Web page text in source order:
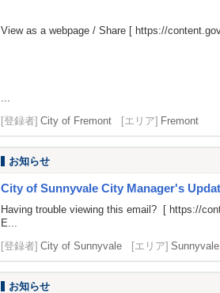
View as a webpage / Share [ https://
...
[登録者] City of Fremont [エリア] Fremont
お知らせ
City of Sunnyvale City Manager's
Having trouble viewing this email? [ https://
E...
[登録者] City of Sunnyvale [エリア]
お知らせ